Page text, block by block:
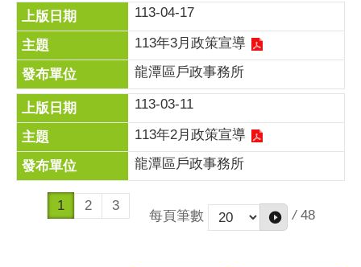
113-04-17
113年3月政策宣導
龍潭區戶政事務所
113-03-11
113年2月政策宣導
龍潭區戶政事務所
1 2 3
每頁筆數 / 48